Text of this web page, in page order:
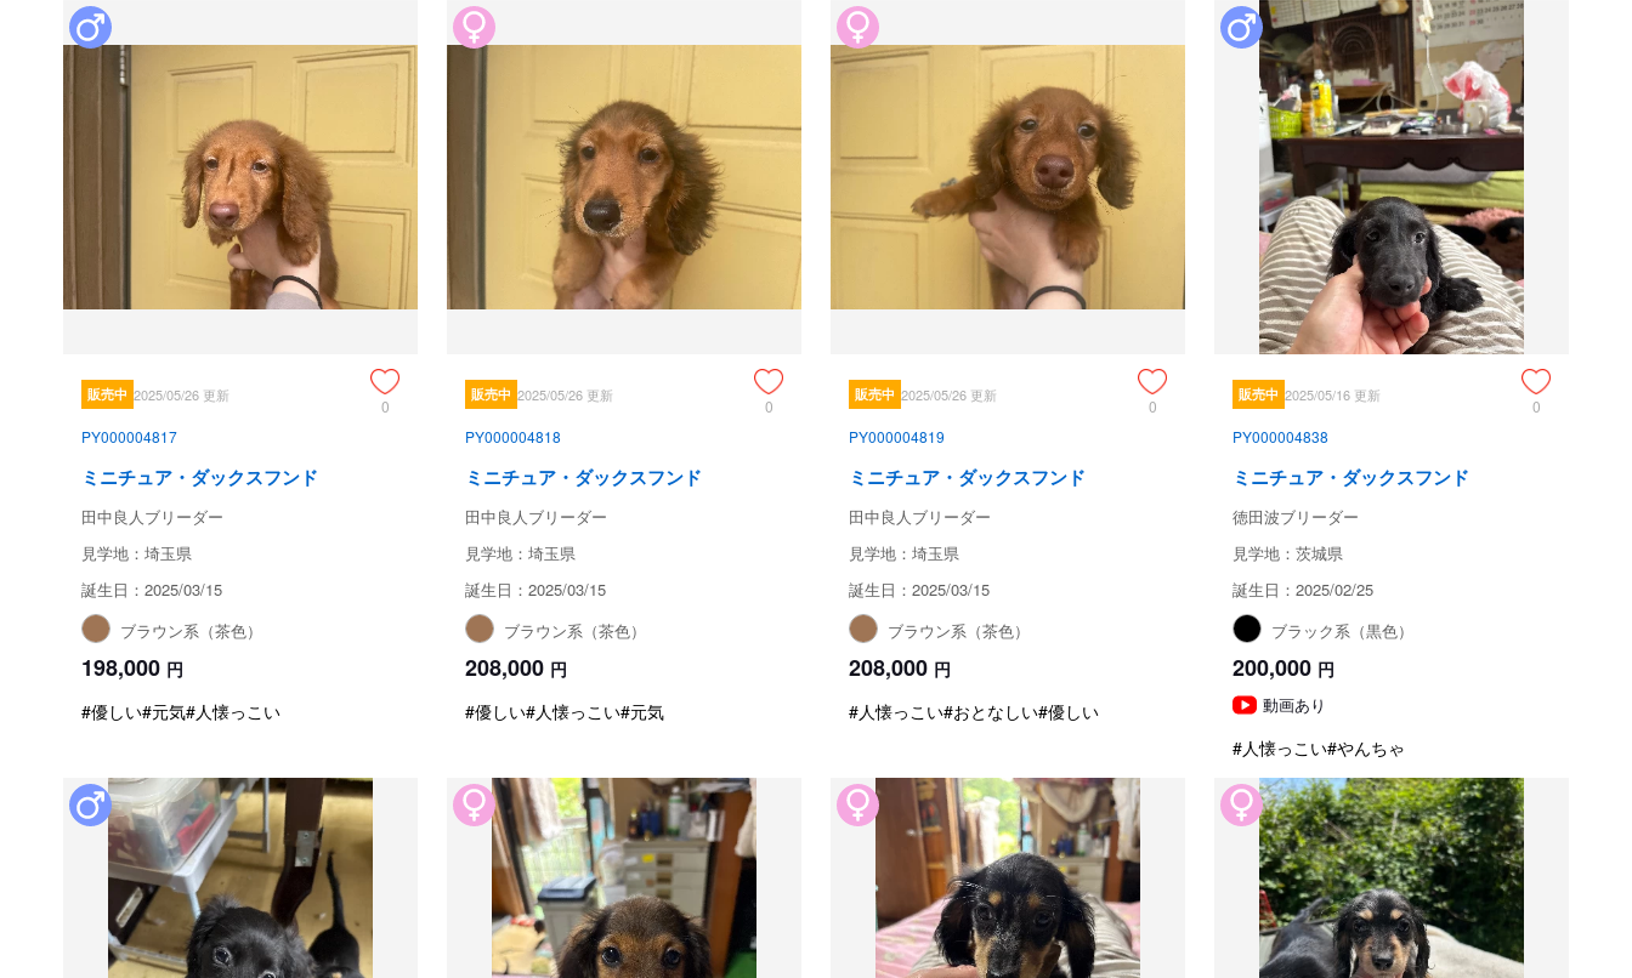
販売中 2025/05/26 更新
0
PY000004817
ミニチュア・ダックスフンド
田中良人ブリーダー
見学地：埼玉県
誕生日：2025/03/15
ブラウン系（茶色）
198,000 円
#優しい#元気#人懐っこい
販売中 2025/05/26 更新
0
PY000004818
ミニチュア・ダックスフンド
田中良人ブリーダー
見学地：埼玉県
誕生日：2025/03/15
ブラウン系（茶色）
208,000 円
#優しい#人懐っこい#元気
販売中 2025/05/26 更新
0
PY000004819
ミニチュア・ダックスフンド
田中良人ブリーダー
見学地：埼玉県
誕生日：2025/03/15
ブラウン系（茶色）
208,000 円
#人懐っこい#おとなしい#優しい
販売中 2025/05/16 更新
0
PY000004838
ミニチュア・ダックスフンド
徳田波ブリーダー
見学地：茨城県
誕生日：2025/02/25
ブラック系（黒色）
200,000 円
動画あり
#人懐っこい#やんちゃ